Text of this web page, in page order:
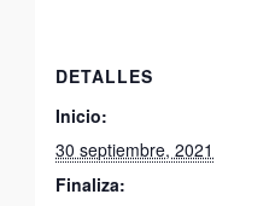
DETALLES
Inicio:
30 septiembre, 2021
Finaliza: